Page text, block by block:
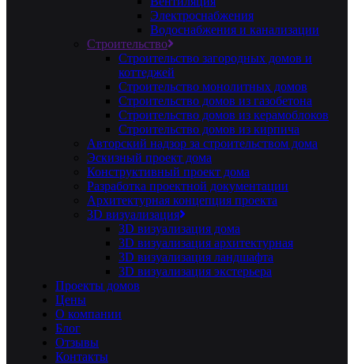
Электроснабжения
Водоснабжения и канализации
Строительство
Строительство загородных домов и
коттеджей
Строительство монолитных домов
Строительство домов из газобетона
Строительство домов из керамоблоков
Строительство домов из кирпича
Авторский надзор за строительством дома
Эскизный проект дома
Конструктивный проект дома
Разработка проектной документации
Архитектурная концепция проекта
3D визуализация
3D визуализация дома
3D визуализация архитектурная
3D визуализация ландшафта
3D визуализация экстерьера
Проекты домов
Цены
О компании
Блог
Отзывы
Контакты